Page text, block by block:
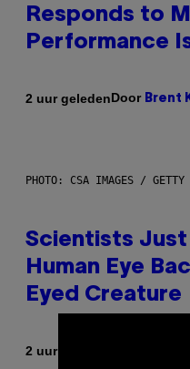
Responds to
Performance
2 uur geledenDoor Brent
PHOTO: CSA IMAGES / GETTY
Scientists
Human Eye
Eyed Creature
2 uur geleden